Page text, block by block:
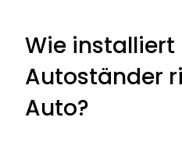
Wie
Autoständer
Auto?